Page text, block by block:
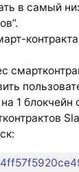
в самый
1